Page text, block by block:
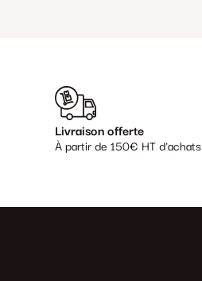
Livraison offerte
À partir de 150€ HT d'achats